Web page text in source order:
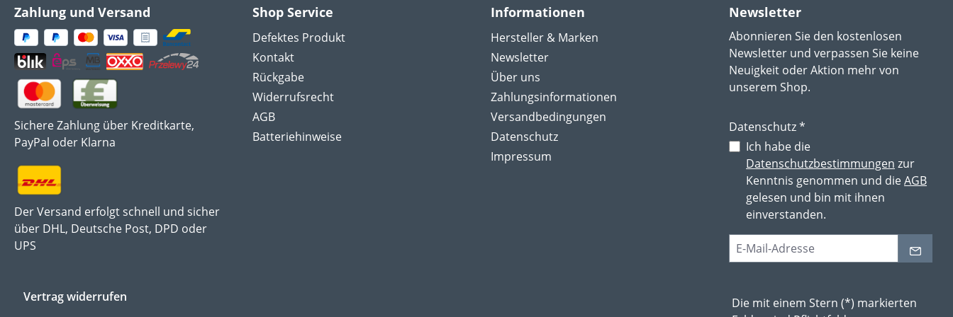
Zahlung und Versand
Sichere Zahlung über Kreditkarte,
PayPal oder Klarna
Der Versand erfolgt schnell und sicher
über DHL, Deutsche Post, DPD oder
UPS
Vertrag widerrufen
Shop Service
Defektes Produkt
Kontakt
Rückgabe
Widerrufsrecht
AGB
Batteriehinweise
Informationen
Hersteller & Marken
Newsletter
Über uns
Zahlungsinformationen
Versandbedingungen
Datenschutz
Impressum
Newsletter
Abonnieren Sie den kostenlosen
Newsletter und verpassen Sie keine
Neuigkeit oder Aktion mehr von
unserem Shop.
Datenschutz *
Ich habe die
Datenschutzbestimmungen zur
Kenntnis genommen und dieAGB
gelesen und bin mit ihnen
einverstanden.
Die mit einem Stern (*) markierten